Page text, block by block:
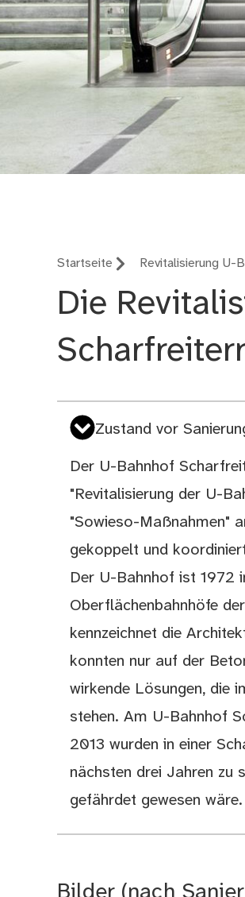
Startseite Revitalisierung U-
Die
Zustand vor
Der U-Bahnhof
"Revitalisierung der U-
"Sowieso-Maßnahmen"
gekoppelt und
Der U-Bahnhof ist 1972
Oberflächenbahnhöfe
kennzeichnet die
konnten nur auf der
wirkende Lösungen, die
stehen. Am U-Bahnhof
2013 wurden in einer
nächsten drei Jahren zu
gefährdet gewesen wäre.